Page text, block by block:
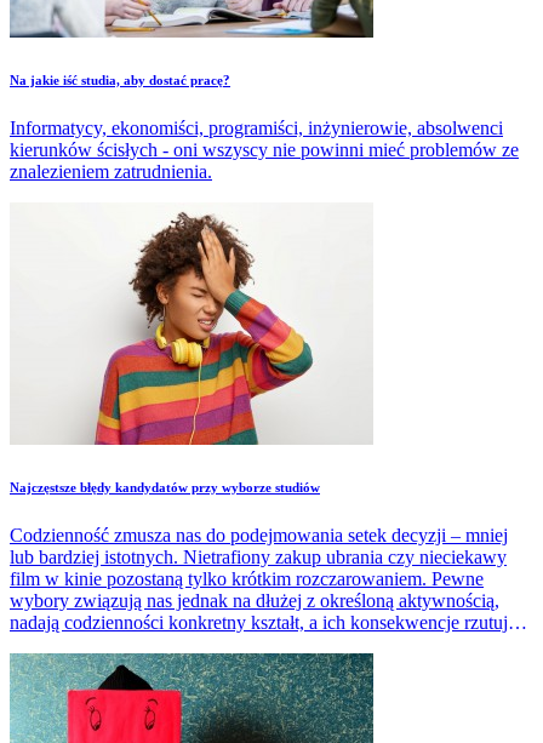
Na jakie iść studia, aby dostać pracę?
Informatycy, ekonomiści, programiści, inżynierowie, absolwenci
kierunków ścisłych - oni wszyscy nie powinni mieć problemów ze
znalezieniem zatrudnienia.
Najczęstsze błędy kandydatów przy wyborze studiów
Codzienność zmusza nas do podejmowania setek decyzji – mniej
lub bardziej istotnych. Nietrafiony zakup ubrania czy nieciekawy
film w kinie pozostaną tylko krótkim rozczarowaniem. Pewne
wybory związują nas jednak na dłużej z określoną aktywnością,
nadają codzienności konkretny kształt, a ich konsekwencje rzutują
kształcenia, konkretnej uczelni.